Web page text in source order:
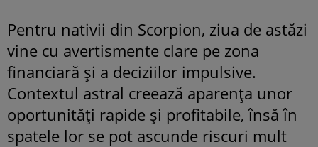
Pentru nativii din Scorpion, ziua de astăzi
vine cu avertismente clare pe zona
financiară și a deciziilor impulsive.
Contextul astral creează aparența unor
oportunități rapide și profitabile, însă în
spatele lor se pot ascunde riscuri mult